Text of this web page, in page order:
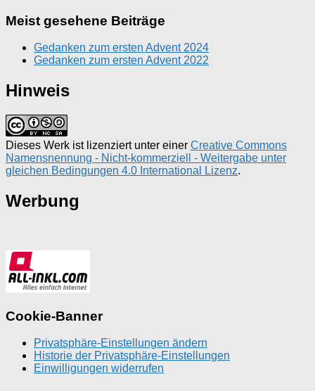
Meist gesehene Beiträge
Gedanken zum ersten Advent 2024
Gedanken zum ersten Advent 2022
Hinweis
Dieses Werk ist lizenziert unter einer Creative Commons
Namensnennung - Nicht-kommerziell - Weitergabe unter
gleichen Bedingungen 4.0 International Lizenz.
Werbung
Cookie-Banner
Privatsphäre-Einstellungen ändern
Historie der Privatsphäre-Einstellungen
Einwilligungen widerrufen